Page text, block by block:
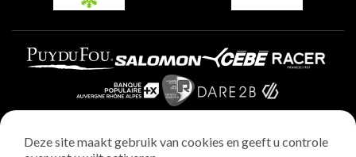
Deze site maakt gebruik van cookies en geeft u controle